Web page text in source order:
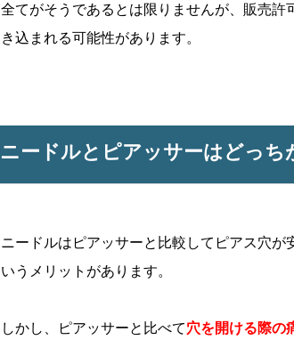
全てがそうであるとは限りませんが、販売
き込まれる可能性があります。
ニードルとピアッサーはどっち
ニードルはピアッサーと比較してピアス穴が
いうメリットがあります。
しかし、ピアッサーと比べて穴を開ける際の